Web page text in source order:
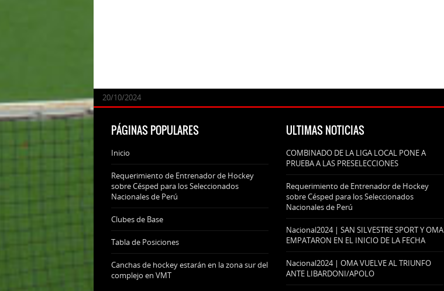
24/09/2025
07/11/2024
20/10/2024
20/10/2024
PÁGINAS POPULARES
Inicio
Requerimiento de Entrenador de Hockey
sobre Césped para los Seleccionados
Nacionales de Perú
Clubes de Base
Tabla de Posiciones
Canchas de hockey estarán en la zona sur del
complejo en VMT
ULTIMAS NOTICIAS
COMBINADO DE LA LIGA LOCAL PONE A
PRUEBA A LAS PRESELECCIONES
Requerimiento de Entrenador de Hockey
sobre Césped para los Seleccionados
Nacionales de Perú
Nacional2024 | SAN SILVESTRE SPORT Y OMA
EMPATARON EN EL INICIO DE LA FECHA
Nacional2024 | OMA VUELVE AL TRIUNFO
ANTE LIBARDONI/APOLO